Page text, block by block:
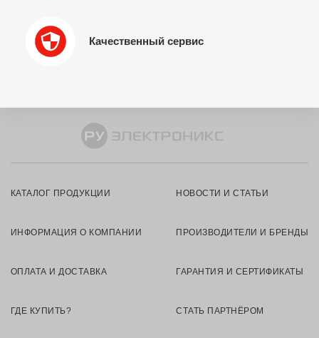
Качественный сервис
КАТАЛОГ ПРОДУКЦИИ НОВОСТИ И СТАТЬИ
ИНФОРМАЦИЯ О КОМПАНИИ ПРОИЗВОДИТЕЛИ И БРЕНДЫ
ОПЛАТА И ДОСТАВКА ГАРАНТИЯ И СЕРТИФИКАТЫ
ГДЕ КУПИТЬ? СТАТЬ ПАРТНЁРОМ